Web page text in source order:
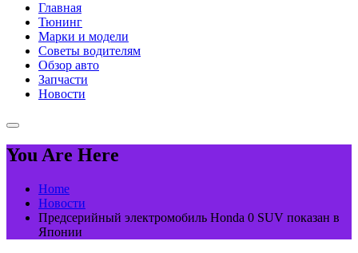
Главная
Тюнинг
Марки и модели
Советы водителям
Обзор авто
Запчасти
Новости
You Are Here
Home
Новости
Предсерийный электромобиль Honda 0 SUV показан в
Японии